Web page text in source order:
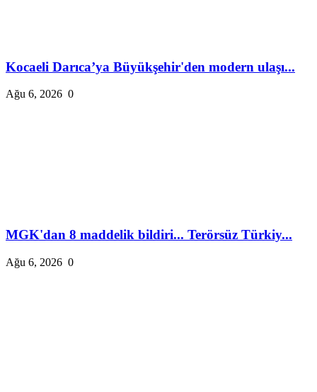
Kocaeli Darıca’ya Büyükşehir'den modern ulaşı...
Ağu 6, 2026 0
MGK'dan 8 maddelik bildiri... Terörsüz Türkiy...
Ağu 6, 2026 0